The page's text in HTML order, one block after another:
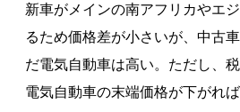
新車がメインの南アフリカやエ
るため価格差が小さいが、中古
だ電気自動車は高い。ただし、
電気自動車の末端価格が下がれ